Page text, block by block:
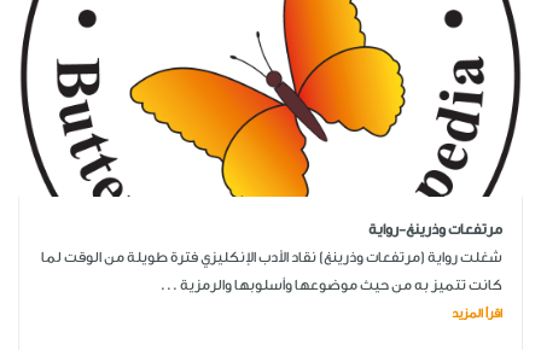
مرتفعات وذرينغ-رواية
شغلت رواية (مرتفعات وذرينغ) نقاد الأدب الإنكليزي فترة طويلة من الوقت لما
كانت تتميز به من حيث موضوعها وأسلوبها والرمزية ...
اقرأ المزيد